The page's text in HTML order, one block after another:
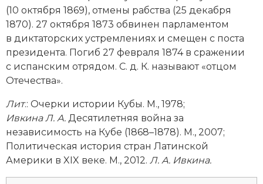
Северная Америка
Социально-экономическая история
Специальные исторические дисциплины
Южная Америка
(10 октября 1869), отмены рабства (25 декабря
1870). 27 октября 1873 обвинен парламентом
в диктаторских устремлениях и смещен с поста
президента. Погиб 27 февраля 1874 в сражении
с испанским отрядом. С. д. К. называют «отцом
Отечества».
Лит.: Очерки истории Кубы. М., 1978;
Ивкина Л. А. Десятилетняя вой­на за
независимость на Кубе (1868–1878). М., 2007;
Политическая история стран Латинской
Америки в XIX веке. М., 2012. Л. А. Ивкина.